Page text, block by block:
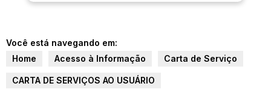
Você está navegando em:
Home
Acesso à Informação Carta de Serviço
CARTA DE SERVIÇOS AO USUÁRIO